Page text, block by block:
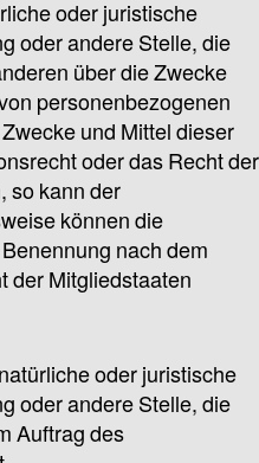
oder juristische
oder andere Stelle, die
über die Zwecke
personenbezogenen
und Mittel dieser
oder das Recht der
so kann der
können die
nach dem
der Mitgliedstaaten
oder juristische
oder andere Stelle, die
Auftrag des